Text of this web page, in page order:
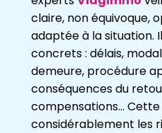
claire, non équivoque,
adaptée à la situation.
concrets : délais,
demeure, procédure
conséquences du
compensations…
considérablement les